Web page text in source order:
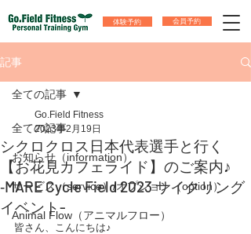
体験予約 会員予約
記事
全ての記事
お知らせ（information）
サービス（service）/オプション（option）
Animal Flow（アニマルフロー）
全ての記事
シクロクロス日本代表選手と行く
【お花見カフェライド】のご案内♪
‐MARE Cycle Field 2023 サイクリング
イベント-
Go.Field Fitness
2023年2月19日
皆さん、こんにちは♪